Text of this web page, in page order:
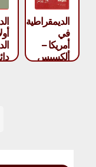
الديمقراطية
في
أمريكا –
ألكسيس